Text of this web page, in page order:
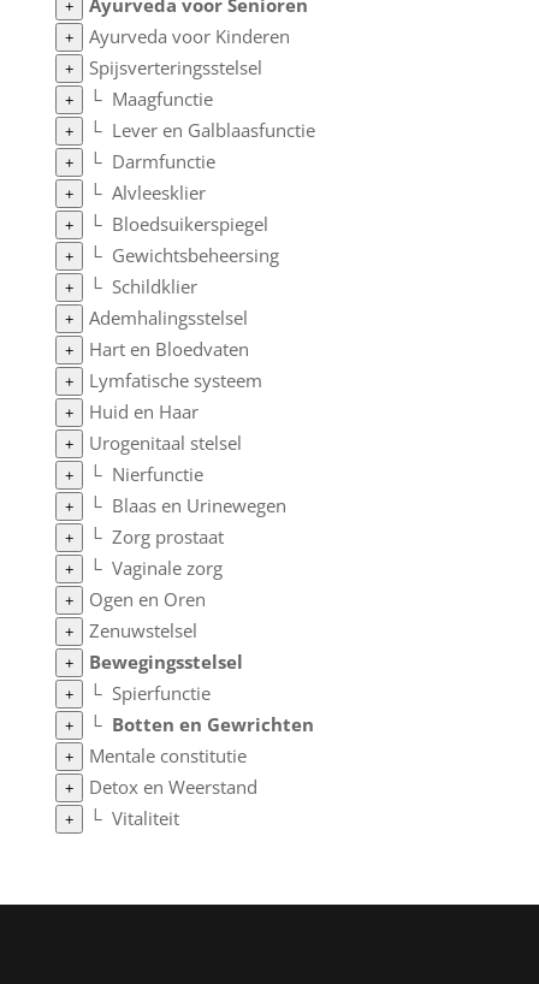
+ Ayurveda voor Senioren
+ Ayurveda voor Kinderen
+ Spijsverteringsstelsel
+ └ Maagfunctie
+ └ Lever en Galblaasfunctie
+ └ Darmfunctie
+ └ Alvleesklier
+ └ Bloedsuikerspiegel
+ └ Gewichtsbeheersing
+ └ Schildklier
+ Ademhalingsstelsel
+ Hart en Bloedvaten
+ Lymfatische systeem
+ Huid en Haar
+ Urogenitaal stelsel
+ └ Nierfunctie
+ └ Blaas en Urinewegen
+ └ Zorg prostaat
+ └ Vaginale zorg
+ Ogen en Oren
+ Zenuwstelsel
+ Bewegingsstelsel
+ └ Spierfunctie
+ └ Botten en Gewrichten
+ Mentale constitutie
+ Detox en Weerstand
+ └ Vitaliteit